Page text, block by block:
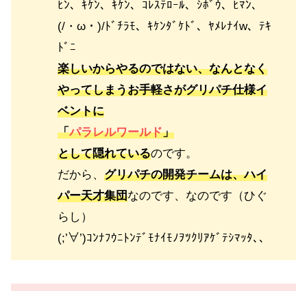
ﾋﾝ、ｷｹﾝ、ｷｹﾝ、ｺﾚｽﾃﾛｰﾙ、ｼﾎﾞｳ、ﾋﾏﾝ、
(/・ω・)/ﾄﾞﾁﾗﾓ、ｷｹﾝﾀﾞｹﾄﾞ、ﾔﾒﾚﾅｲw、ﾃｷ
ﾄﾞﾆ
楽しいからやるのではない、なんとなく
やってしまうお手軽さがグリパチ仕様イ
ベントに
「パラレルワールド」
として隠れているのです。
だから、 グリパチの開発チームは、ハイ
パー天才集団なのです、なのです（ひぐ
らし）
(;’∀’)ｺﾝﾅﾌｳﾆﾄﾝﾃﾞﾓﾅｲﾓﾉｦﾂｸﾘｱｹﾞﾃｼﾏｯﾀ､､